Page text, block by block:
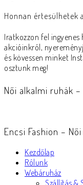
Honnan értesülhetek
Iratkozzon fel
akcióinkról,
és kövessen minket
osztunk meg!
Női alkalmi ruhák
Encsi Fashion –
Kezdőlap
Rólunk
Webáruház
Szállítás &